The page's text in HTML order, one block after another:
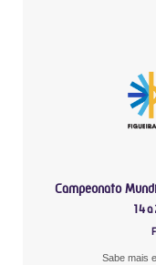
Campeonato
14
Sabe mais